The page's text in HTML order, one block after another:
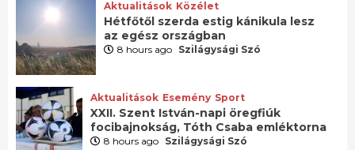
Aktualitások Közélet
Hétfőtől szerda estig kánikula lesz
az egész országban
8 hours ago Szilágysági Szó
Aktualitások Esemény Sport
XXII. Szent István-napi öregfiúk
focibajnokság, Tóth Csaba emléktorna
8 hours ago Szilágysági Szó